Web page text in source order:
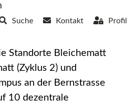
Profil
Kontakt
Suche
über 1000 Kinder und
Standorte Bleichematt
(Zyklus 2) und
an der Bernstrasse
10 dezentrale